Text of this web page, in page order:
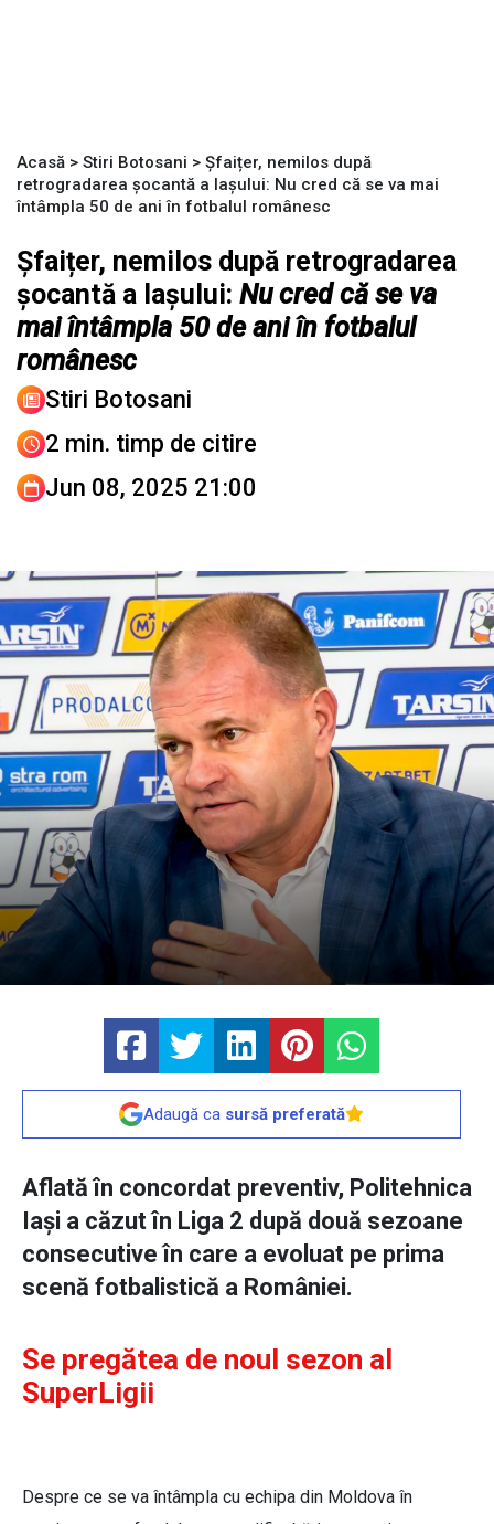
Acasă > Stiri Botosani > Șfaițer, nemilos după
retrogradarea șocantă a Iașului: Nu cred că se va mai
întâmpla 50 de ani în fotbalul românesc
Șfaițer, nemilos după retrogradarea
șocantă a Iașului: Nu cred că se va
mai întâmpla 50 de ani în fotbalul
românesc
Stiri Botosani
2 min. timp de citire
Jun 08, 2025 21:00
Adaugă ca sursă preferată
Aflată în concordat preventiv, Politehnica
Iași a căzut în Liga 2 după două sezoane
consecutive în care a evoluat pe prima
scenă fotbalistică a României.
Se pregătea de noul sezon al
SuperLigii
Despre ce se va întâmpla cu echipa din Moldova în